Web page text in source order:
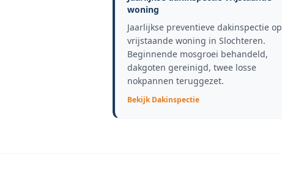
woning
Jaarlijkse preventieve dakinspectie op
vrijstaande woning in Slochteren.
Beginnende mosgroei behandeld,
dakgoten gereinigd, twee losse
nokpannen teruggezet.
BekijkDakinspectie